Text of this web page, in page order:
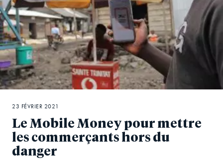
Le Mobile Money pour mettre
les commerçants hors du
danger
23 FÉVRIER 2021